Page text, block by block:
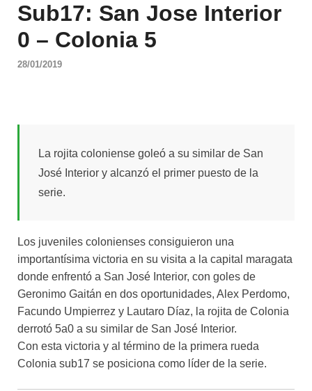
Sub17: San Jose Interior
0 – Colonia 5
28/01/2019
La rojita coloniense goleó a su similar de San
José Interior y alcanzó el primer puesto de la
serie.
Los juveniles colonienses consiguieron una
importantísima victoria en su visita a la capital maragata
donde enfrentó a San José Interior, con goles de
Geronimo Gaitán en dos oportunidades, Alex Perdomo,
Facundo Umpierrez y Lautaro Díaz, la rojita de Colonia
derrotó 5a0 a su similar de San José Interior.
Con esta victoria y al término de la primera rueda
Colonia sub17 se posiciona como líder de la serie.